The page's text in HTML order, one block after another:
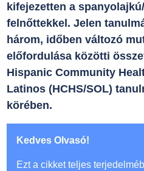
kifejezetten a
felnőttekkel. Jelen
három, időben változó
előfordulása közötti
Hispanic Community
Latinos (HCHS/SOL)
körében.
Kedves Olvasó!
Ezt a cikket teljes